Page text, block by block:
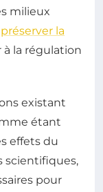
milieux
préserver la
à la régulation
existant
étant
effets du
scientifiques,
pour